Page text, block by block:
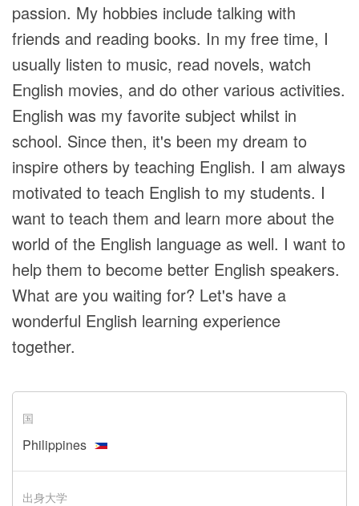
passion. My hobbies include talking with
friends and reading books. In my free time, I
usually listen to music, read novels, watch
English movies, and do other various activities.
English was my favorite subject whilst in
school. Since then, it's been my dream to
inspire others by teaching English. I am always
motivated to teach English to my students. I
want to teach them and learn more about the
world of the English language as well. I want to
help them to become better English speakers.
What are you waiting for? Let's have a
wonderful English learning experience
together.
国
Philippines
出身大学